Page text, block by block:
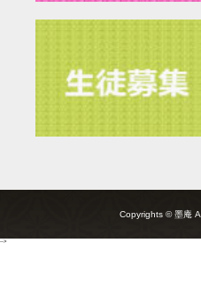
Copyrights © 墨庵
-->